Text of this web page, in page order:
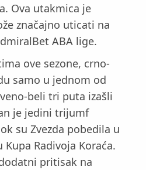
Ova utakmica je
značajno uticati na
ABA lige.
ove sezone, crno-
samo u jednom od
beli tri puta izašli
je jedini trijumf
su Zvezda pobedila u
Radivoja Koraća.
pritisak na